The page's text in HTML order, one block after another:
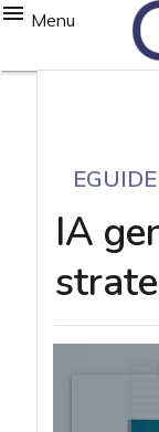
Menu
EGUIDE
IA